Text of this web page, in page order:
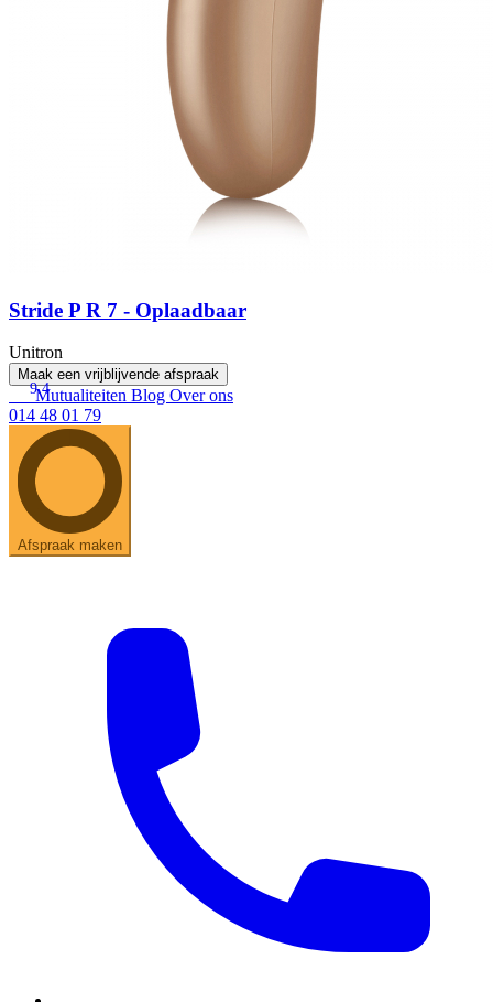
Stride P R 7 - Oplaadbaar
Unitron
Maak een vrijblijvende afspraak
9.4
Mutualiteiten Blog Over ons
014 48 01 79
Afspraak maken